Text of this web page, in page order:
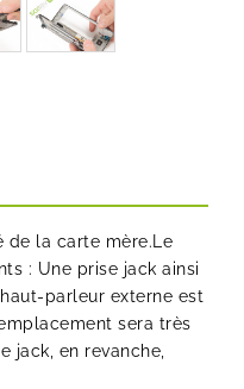
de la carte mère.Le
: Une prise jack ainsi
parleur externe est
sera très
jack, en revanche,